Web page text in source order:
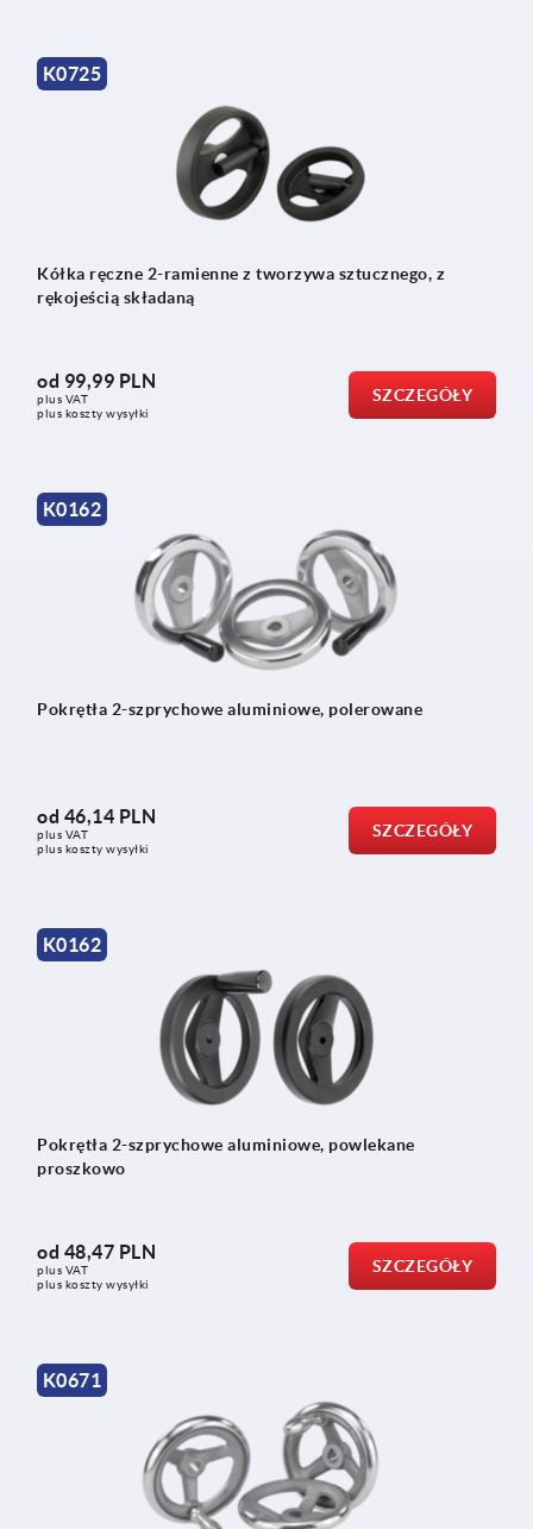
K0725
Kółka ręczne 2-ramienne z tworzywa sztucznego, z
rękojeścią składaną
od 99,99 PLN
plus VAT
plus koszty wysyłki
SZCZEGÓŁY
K0162
Pokrętła 2-szprychowe aluminiowe, polerowane
od 46,14 PLN
plus VAT
plus koszty wysyłki
SZCZEGÓŁY
K0162
Pokrętła 2-szprychowe aluminiowe, powlekane
proszkowo
od 48,47 PLN
plus VAT
plus koszty wysyłki
SZCZEGÓŁY
K0671